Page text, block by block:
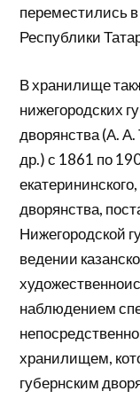
переместились
Республики
В хранилище
нижегородских
дворянства (А.
др.) с 1861 по
дворянства,
Нижегородской
ведении
наблюдением
хранилищем,
губернским